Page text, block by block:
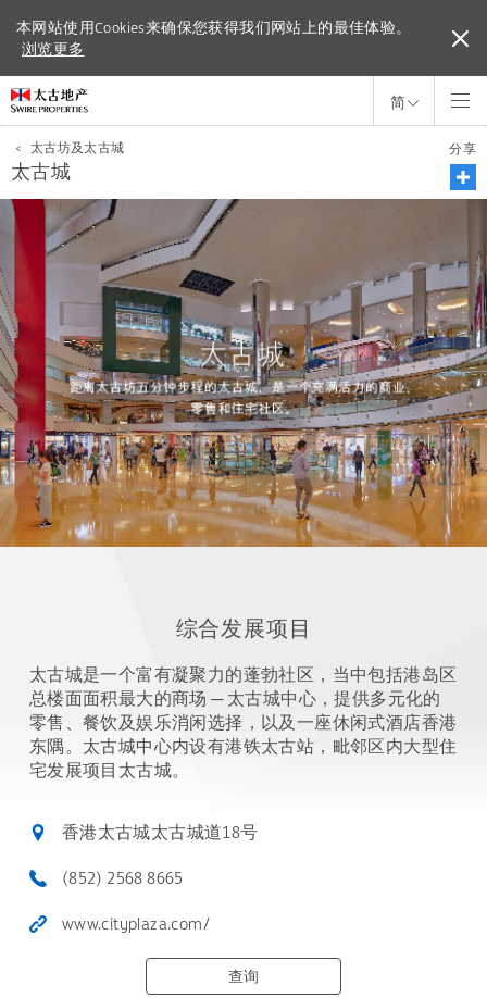
本网站使用Cookies来确保您获得我们网站上的最佳体验。
浏览更多
本网站使用Cookies来确保您获得我们网站上的最佳体验。
浏览更多
简
< 太古坊及太古城
太古城
分享
综合发展项目
太古城是一个富有凝聚力的蓬勃社区，当中包括港岛区
总楼面面积最大的商场 ─ 太古城中心，提供多元化的
零售、餐饮及娱乐消闲选择，以及一座休闲式酒店香港
东隅。太古城中心内设有港铁太古站，毗邻区内大型住
宅发展项目太古城。
香港太古城太古城道18号
(852) 2568 8665
www.cityplaza.com/
查询